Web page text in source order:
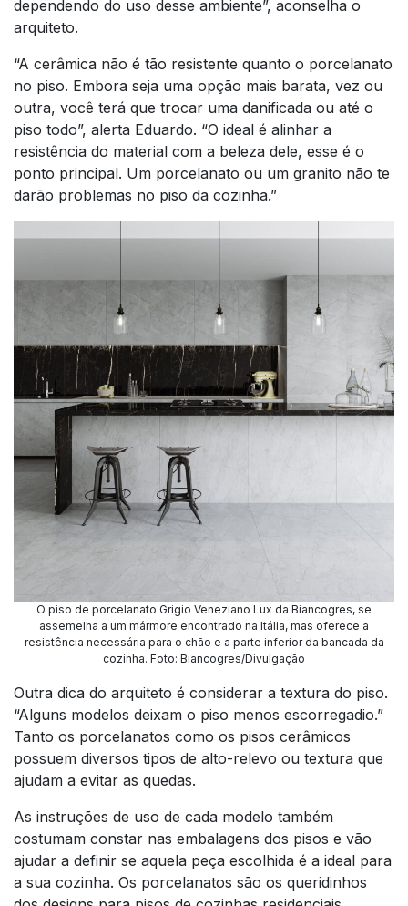
dependendo do uso desse ambiente”, aconselha o
arquiteto.
“A cerâmica não é tão resistente quanto o porcelanato
no piso. Embora seja uma opção mais barata, vez ou
outra, você terá que trocar uma danificada ou até o
piso todo”, alerta Eduardo. “O ideal é alinhar a
resistência do material com a beleza dele, esse é o
ponto principal. Um porcelanato ou um granito não te
darão problemas no piso da cozinha.”
O piso de porcelanato Grigio Veneziano Lux da Biancogres, se
assemelha a um mármore encontrado na Itália, mas oferece a
resistência necessária para o chão e a parte inferior da bancada da
cozinha. Foto: Biancogres/Divulgação
Outra dica do arquiteto é considerar a textura do piso.
“Alguns modelos deixam o piso menos escorregadio.”
Tanto os porcelanatos como os pisos cerâmicos
possuem diversos tipos de alto-relevo ou textura que
ajudam a evitar as quedas.
As instruções de uso de cada modelo também
costumam constar nas embalagens dos pisos e vão
ajudar a definir se aquela peça escolhida é a ideal para
a sua cozinha. Os porcelanatos são os queridinhos